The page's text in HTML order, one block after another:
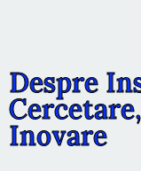
Despre
Inovare